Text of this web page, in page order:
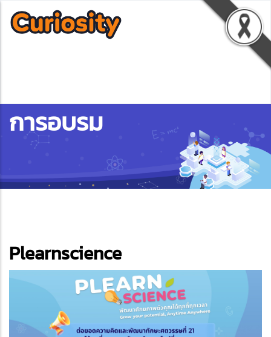
การอบรม
Plearnscience